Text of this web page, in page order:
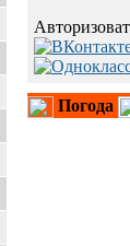
Погода